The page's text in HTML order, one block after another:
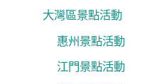
大灣區景點活動
惠州景點活動
江門景點活動